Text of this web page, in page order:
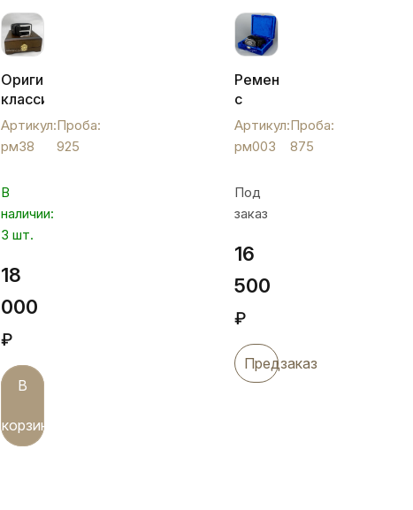
Оригинальный
классический
ремень
серебряной
рм38
Артикул:
рм38
Проба:
925
В
наличии:
3 шт.
18
000
₽
В
корзину
Ремень
с
серебряной
пряжкой,
рм003
Артикул:
рм003
Проба:
875
Под
заказ
16
500
₽
Предзаказ